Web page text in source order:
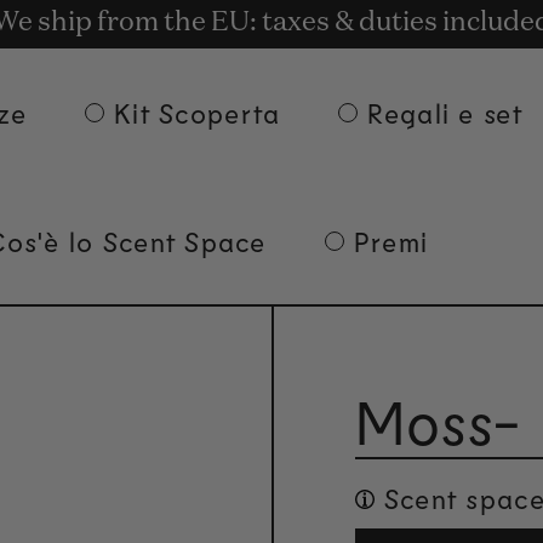
gratuita per ordini superiori a
ship from the EU: taxes & duties
rewards for shopping with
Kit Scoperta Regali e set
lo Scent Space Premi
Moss-
Scent